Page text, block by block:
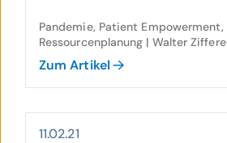
Pandemie, Patient Empowerment,
Ressourcenplanung | Walter
Zum Artikel
11.02.21